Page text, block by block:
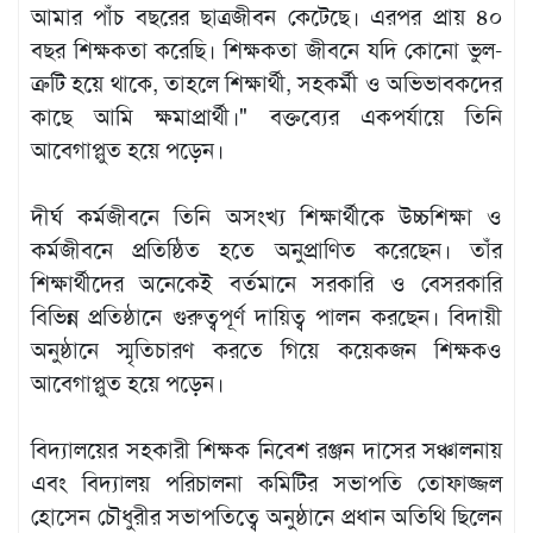
আমার পাঁচ বছরের ছাত্রজীবন কেটেছে। এরপর প্রায় ৪০
বছর শিক্ষকতা করেছি। শিক্ষকতা জীবনে যদি কোনো ভুল-
ত্রুটি হয়ে থাকে, তাহলে শিক্ষার্থী, সহকর্মী ও অভিভাবকদের
কাছে আমি ক্ষমাপ্রার্থী।" বক্তব্যের একপর্যায়ে তিনি
আবেগাপ্লুত হয়ে পড়েন।
দীর্ঘ কর্মজীবনে তিনি অসংখ্য শিক্ষার্থীকে উচ্চশিক্ষা ও
কর্মজীবনে প্রতিষ্ঠিত হতে অনুপ্রাণিত করেছেন। তাঁর
শিক্ষার্থীদের অনেকেই বর্তমানে সরকারি ও বেসরকারি
বিভিন্ন প্রতিষ্ঠানে গুরুত্বপূর্ণ দায়িত্ব পালন করছেন। বিদায়ী
অনুষ্ঠানে স্মৃতিচারণ করতে গিয়ে কয়েকজন শিক্ষকও
আবেগাপ্লুত হয়ে পড়েন।
বিদ্যালয়ের সহকারী শিক্ষক নিবেশ রঞ্জন দাসের সঞ্চালনায়
এবং বিদ্যালয় পরিচালনা কমিটির সভাপতি তোফাজ্জল
হোসেন চৌধুরীর সভাপতিত্বে অনুষ্ঠানে প্রধান অতিথি ছিলেন